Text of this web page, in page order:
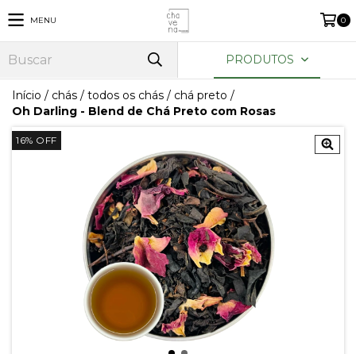
MENU 0
PRODUTOS
Início / chás / todos os chás / chá preto /
Oh Darling - Blend de Chá Preto com Rosas
16% OFF